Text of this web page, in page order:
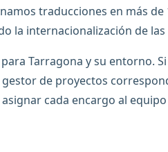
traducciones en más
la internacionalización de
Tarragona y su entorno.
de proyectos
cada encargo al